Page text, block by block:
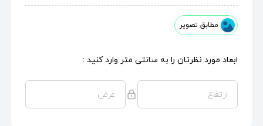
ابعاد مورد نظرتان را به سانتی متر وارد کنید :
مطابق تصویر